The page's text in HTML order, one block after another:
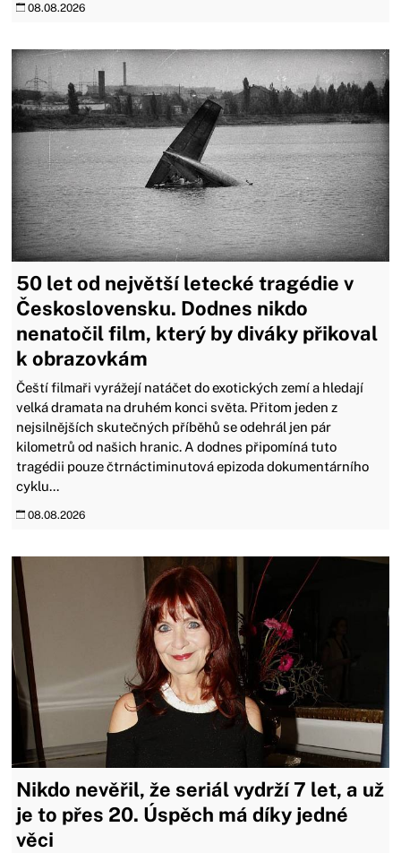
08.08.2026
50 let od největší letecké tragédie v
Československu. Dodnes nikdo
nenatočil film, který by diváky přikoval
k obrazovkám
Čeští filmaři vyrážejí natáčet do exotických zemí a hledají
velká dramata na druhém konci světa. Přitom jeden z
nejsilnějších skutečných příběhů se odehrál jen pár
kilometrů od našich hranic. A dodnes připomíná tuto
tragédii pouze čtrnáctiminutová epizoda dokumentárního
cyklu...
08.08.2026
Nikdo nevěřil, že seriál vydrží 7 let, a už
je to přes 20. Úspěch má díky jedné
věci